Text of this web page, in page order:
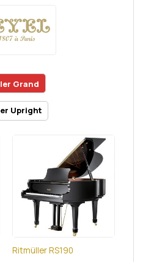
Grand
Upright
Ritmüller RS190